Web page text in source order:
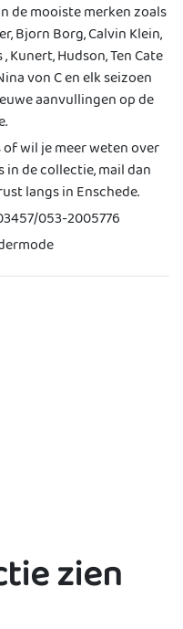
de mooiste merken zoals
Bjorn Borg, Calvin Klein,
Kunert, Hudson, Ten Cate
von C en elk seizoen
aanvullingen op de
wil je meer weten over
de collectie, mail dan
langs in Enschede.
053-2005776
zien